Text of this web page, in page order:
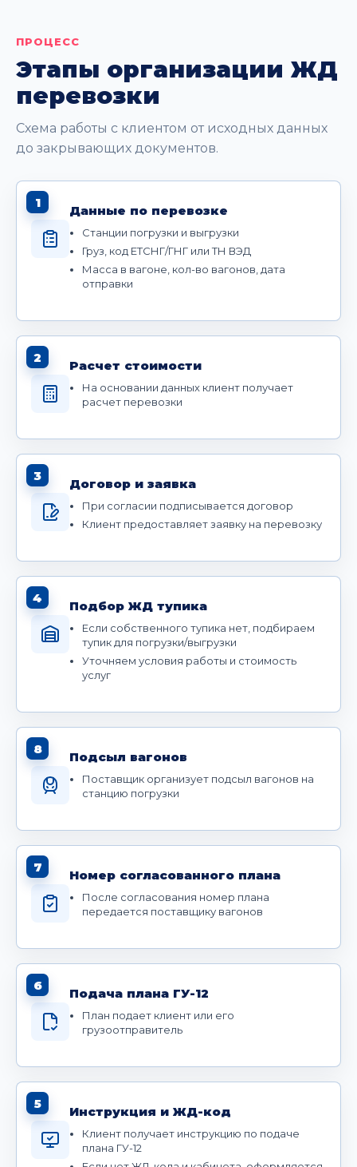
ПРОЦЕСС
Этапы организации ЖД
перевозки
Схема работы с клиентом от исходных данных
до закрывающих документов.
1
Данные по перевозке
Станции погрузки и выгрузки
Груз, код ЕТСНГ/ГНГ или ТН ВЭД
Масса в вагоне, кол-во вагонов, дата
отправки
2
Расчет стоимости
На основании данных клиент получает
расчет перевозки
3
Договор и заявка
При согласии подписывается договор
Клиент предоставляет заявку на перевозку
4
Подбор ЖД тупика
Если собственного тупика нет, подбираем
тупик для погрузки/выгрузки
Уточняем условия работы и стоимость
услуг
8
Подсыл вагонов
Поставщик организует подсыл вагонов на
станцию погрузки
7
Номер согласованного плана
После согласования номер плана
передается поставщику вагонов
6
Подача плана ГУ-12
План подает клиент или его
грузоотправитель
5
Инструкция и ЖД-код
Клиент получает инструкцию по подаче
плана ГУ-12